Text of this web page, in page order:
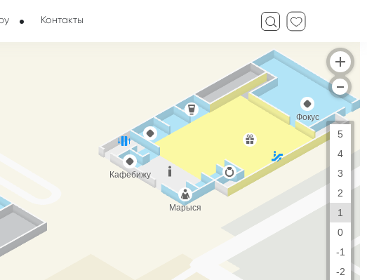
Контакты